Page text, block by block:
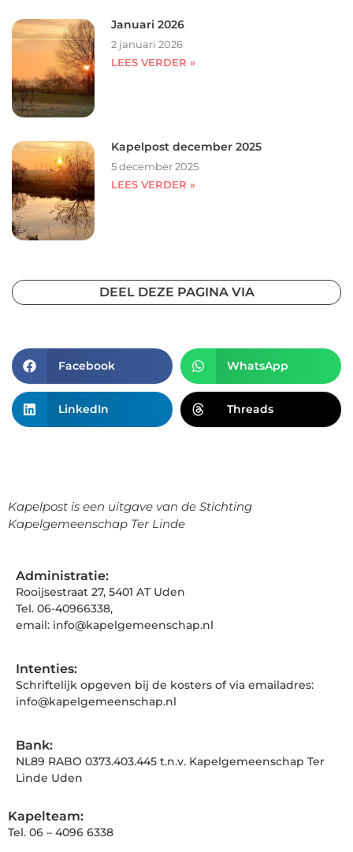
Januari 2026
2 januari 2026
LEES VERDER »
Kapelpost december 2025
5 december 2025
LEES VERDER »
DEEL DEZE PAGINA VIA
Facebook WhatsApp
LinkedIn Threads
Kapelpost is een uitgave van de Stichting
Kapelgemeenschap Ter Linde
Administratie:
Rooijsestraat 27, 5401 AT Uden
Tel. 06-40966338,
email: info@kapelgemeenschap.nl
Intenties:
Schriftelijk opgeven bij de kosters of via emailadres:
info@kapelgemeenschap.nl
Bank:
NL89 RABO 0373.403.445 t.n.v. Kapelgemeenschap Ter
Linde Uden
Kapelteam:
Tel. 06 – 4096 6338